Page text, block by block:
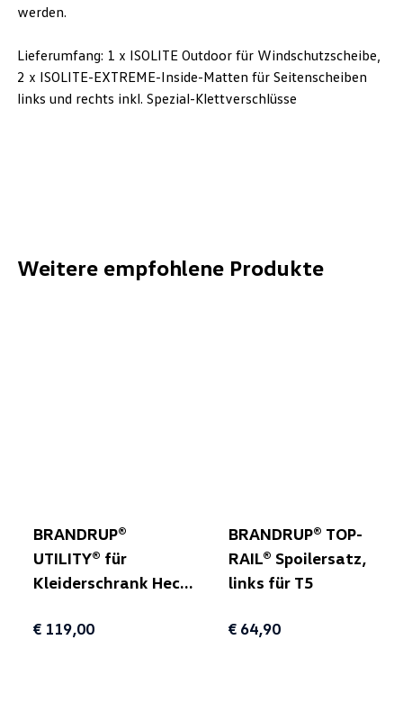
werden.
Lieferumfang: 1 x ISOLITE Outdoor für Windschutzscheibe,
2 x ISOLITE-EXTREME-Inside-Matten für Seitenscheiben
links und rechts inkl. Spezial-Klettverschlüsse
Weitere empfohlene Produkte
BRANDRUP®
UTILITY® für
Kleiderschrank Heck
für T5/T6/T6.1
€ 119,00
BRANDRUP® TOP-
RAIL® Spoilersatz,
links für T5
€ 64,90